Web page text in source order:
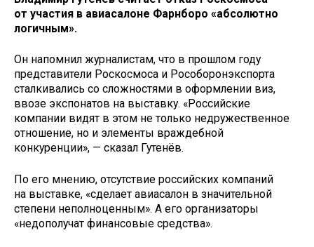
от участия в авиасалоне Фарнборо «абсолютно
логичным».
Он напомнил журналистам, что в прошлом году
представители Роскосмоса и Рособоронэкспорта
сталкивались со сложностями в оформлении виз,
ввозе экспонатов на выставку. «Российские
компании видят в этом не только недружественное
отношение, но и элементы враждебной
конкуренции», — сказал Гутенёв.
По его мнению, отсутствие российских компаний
на выставке, «сделает авиасалон в значительной
степени неполноценным». А его организаторы
«недополучат финансовые средства».